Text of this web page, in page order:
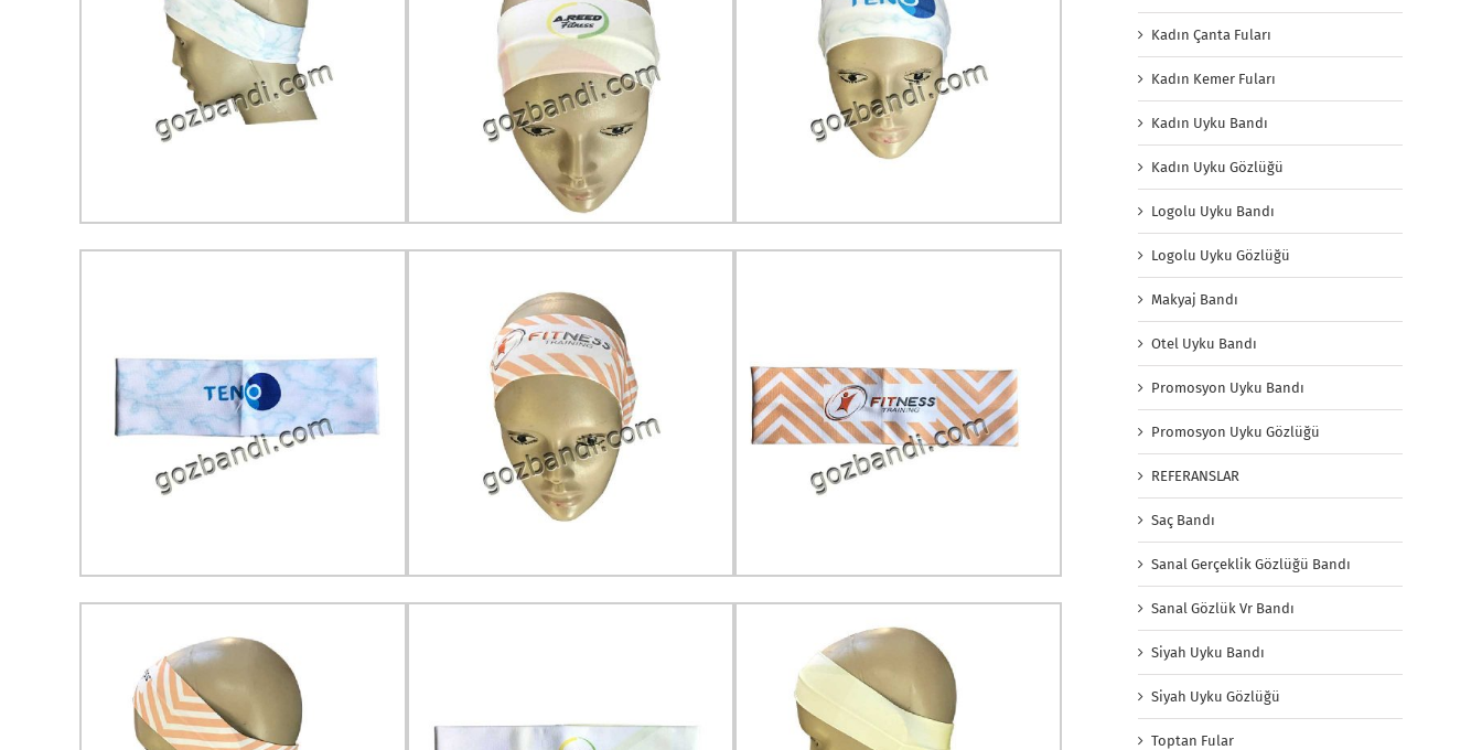
Kadın Çanta Fuları
Kadın Kemer Fuları
Kadın Uyku Bandı
Kadın Uyku Gözlüğü
Logolu Uyku Bandı
Logolu Uyku Gözlüğü
Makyaj Bandı
Otel Uyku Bandı
Promosyon Uyku Bandı
Promosyon Uyku Gözlüğü
REFERANSLAR
Saç Bandı
Sanal Gerçeklik Gözlüğü Bandı
Sanal Gözlük Vr Bandı
Siyah Uyku Bandı
Siyah Uyku Gözlüğü
Toptan Fular